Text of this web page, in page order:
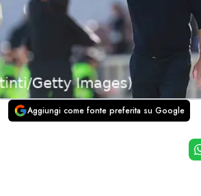
Aggiungi come fonte preferita su Google